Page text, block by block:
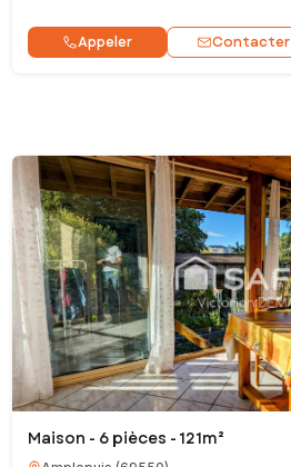
Appeler Contacter
Maison - 6 pièces - 121m²